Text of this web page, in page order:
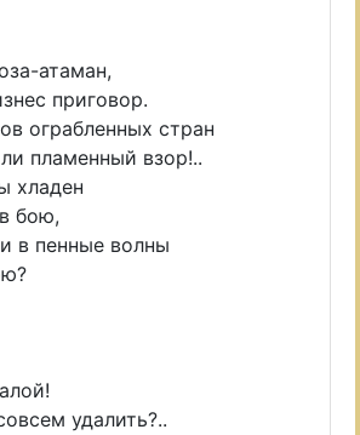
атаман,
приговор.
ограбленных стран
пламенный взор!..
хладен
бою,
в пенные волны
удалить?..